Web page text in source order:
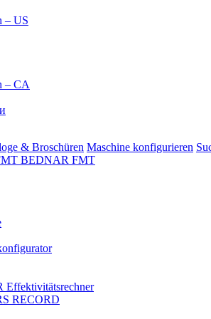
– US
– CA
& Broschüren Maschine konfigurieren
BEDNAR FMT
RECORD